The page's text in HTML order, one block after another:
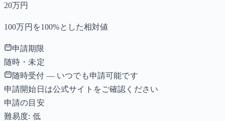
20万円
100万円を100%とした相対値
申請期限
随時・未定
随時受付 — いつでも申請可能です
申請開始日は公式サイトをご確認ください
申請の目安
難易度: 低